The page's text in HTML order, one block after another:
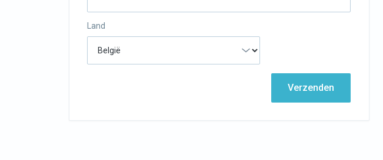
Land
Verzenden